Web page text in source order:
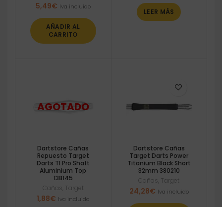
5,49€ Iva incluido
AÑADIR AL
CARRITO
LEER MÁS
Dartstore Cañas
Repuesto Target
Darts TI Pro Shaft
Aluminium Top
138145
Cañas Target
1,88€ Iva incluido
Dartstore Cañas
Target Darts Power
Titanium Black Short
32mm 380210
Cañas Target
24,28€ Iva incluido